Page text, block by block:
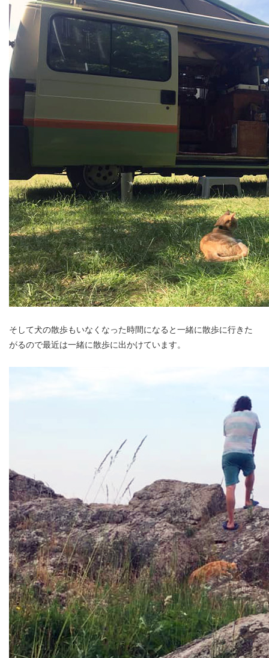
そして犬の散歩もいなくなった時間になると一緒に散歩に行きた
がるので最近は一緒に散歩に出かけています。